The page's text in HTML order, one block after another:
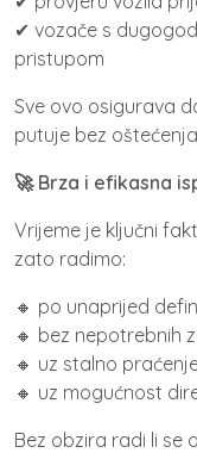
✔ vozače s
pristupom
Sve ovo osigurava
putuje bez
🚀 Brza i efikasna
Vrijeme je ključni
zato radimo:
🔸 po unaprijed
🔸 bez nepotrebnih
🔸 uz stalno
🔸 uz mogućnost
Bez obzira radi li se